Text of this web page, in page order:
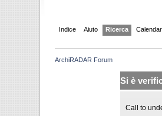
Indice Aiuto Ricerca
ArchiRADAR Forum
Si è
Call to